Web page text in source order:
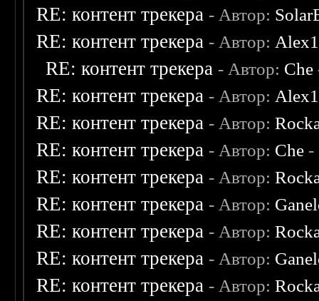
RE: контент трекера - Автор:
RE: контент трекера - Автор:
RE: контент трекера - Автор: Che
RE: контент трекера - Автор:
RE: контент трекера - Автор:
RE: контент трекера - Автор: Che -
RE: контент трекера - Автор:
RE: контент трекера - Автор:
RE: контент трекера - Автор:
RE: контент трекера - Автор:
RE: контент трекера - Автор: